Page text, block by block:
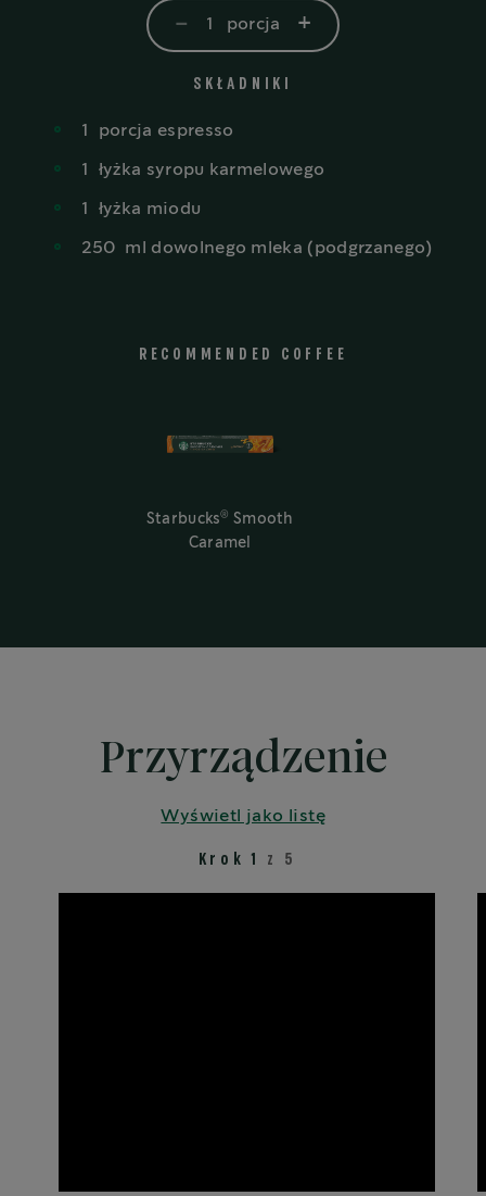
- 1 porcja +
SKŁADNIKI
1 porcja espresso
1 łyżka syropu karmelowego
1 łyżka miodu
250 ml dowolnego mleka (podgrzanego)
RECOMMENDED COFFEE
Starbucks® Smooth
Caramel
Przyrządzenie
Wyświetl jako listę
Krok 1 z 5